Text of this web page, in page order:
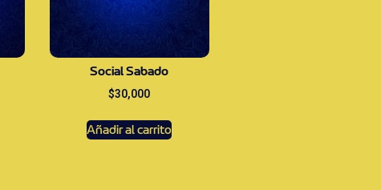
Social Sabado
$30,000
Añadir al carrito